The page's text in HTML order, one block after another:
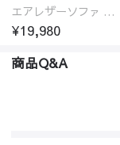
エアレザーソファ おしゃれ 無地 1人用 二人掛け 3人掛け
¥19,980
商品Q&A